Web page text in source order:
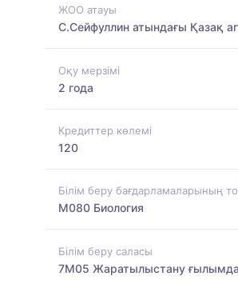
ЖОО атауы
С.Сейфуллин атындағы Қазақ
Оқу мерзімі
2 года
Кредиттер көлемі
120
Білім беру бағдарламаларының
M080 Биология
Білім беру саласы
7M05 Жаратылыстану